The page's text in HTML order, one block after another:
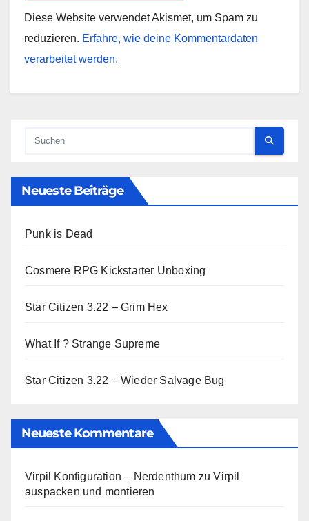
Diese Website verwendet Akismet, um Spam zu
reduzieren. Erfahre, wie deine Kommentardaten
verarbeitet werden.
Neueste Beiträge
Punk is Dead
Cosmere RPG Kickstarter Unboxing
Star Citizen 3.22 – Grim Hex
What If ? Strange Supreme
Star Citizen 3.22 – Wieder Salvage Bug
Neueste Kommentare
Virpil Konfiguration – Nerdenthum zuVirpil
auspacken und montieren